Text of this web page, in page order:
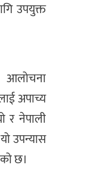
उपयुक्त
आलोचना
अपाच्य
र नेपाली
उपन्यास
छ।